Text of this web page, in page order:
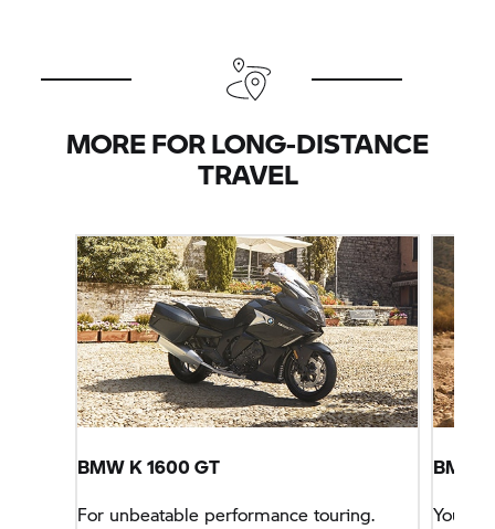
MORE FOR LONG-DISTANCE
TRAVEL
BMW K 1600 GT
For unbeatable performance touring.
BMW
You